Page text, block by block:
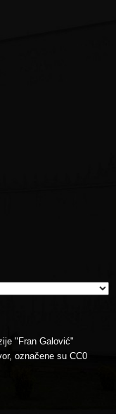
"Fran Galović"
označene su CC0